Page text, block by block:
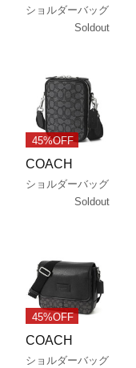
ショルダーバッグ
Soldout
45%OFF
COACH
ショルダーバッグ
Soldout
45%OFF
COACH
ショルダーバッグ